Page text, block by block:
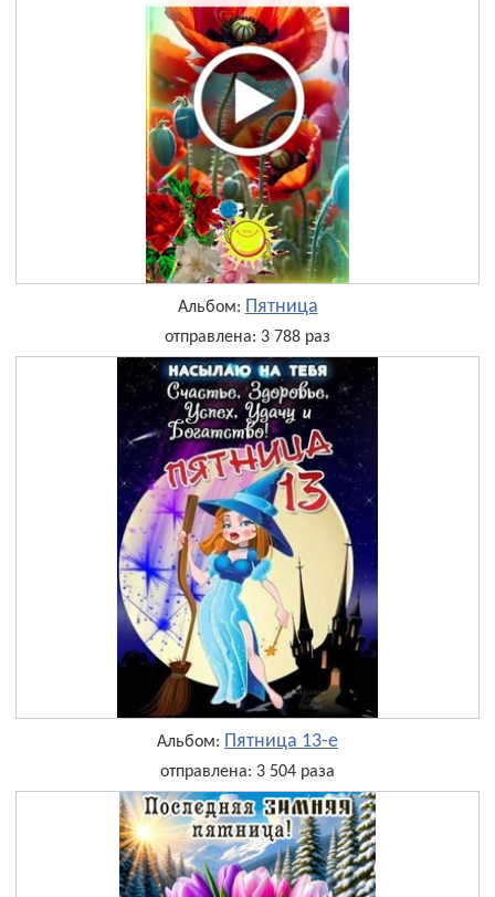
Альбом: Пятница
отправлена: 3 788 раз
Альбом: Пятница 13-е
отправлена: 3 504 раза